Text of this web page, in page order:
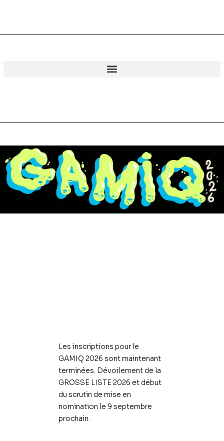
Les inscriptions pour le
GAMIQ 2026 sont maintenant
terminées. Dévoilement de la
GROSSE LISTE 2026 et début
du scrutin de mise en
nomination le 9 septembre
prochain.